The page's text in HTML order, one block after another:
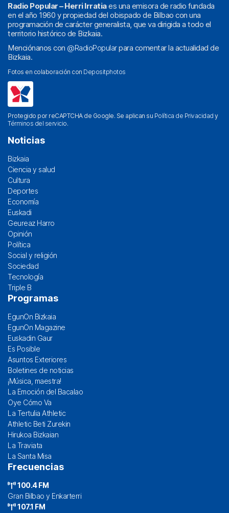
Radio Popular – Herri Irratiaes una emisora de radio fundada
en el año 1960 y propiedad del obispado de Bilbao con una
programación de carácter generalista, que va dirigida a todo el
territorio histórico de Bizkaia.
Menciónanos con @RadioPopularpara comentar la actualidad de
Bizkaia.
Fotos en colaboración con Depositphotos
Protegido por reCAPTCHA de Google. Se aplican su Política de Privacidad y
Términos del servicio.
Noticias
Bizkaia
Ciencia y salud
Cultura
Deportes
Economía
Euskadi
Geureaz Harro
Opinión
Política
Social y religión
Sociedad
Tecnología
Triple B
Programas
EgunOn Bizkaia
EgunOn Magazine
Euskadin Gaur
Es Posible
Asuntos Exteriores
Boletines de noticias
¡Música, maestra!
La Emoción del Bacalao
Oye Cómo Va
La Tertulia Athletic
Athletic Beti Zurekin
Hirukoa Bizkaian
La Traviata
La Santa Misa
Frecuencias
100.4 FM
Gran Bilbao y Enkarterri
107.1 FM